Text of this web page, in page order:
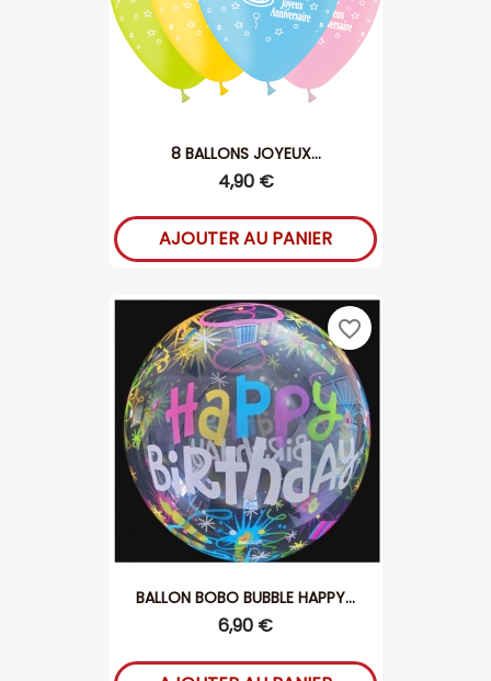
8 BALLONS JOYEUX...
4,90 €
AJOUTER AU PANIER
BALLON BOBO BUBBLE HAPPY...
6,90 €
favorite_border